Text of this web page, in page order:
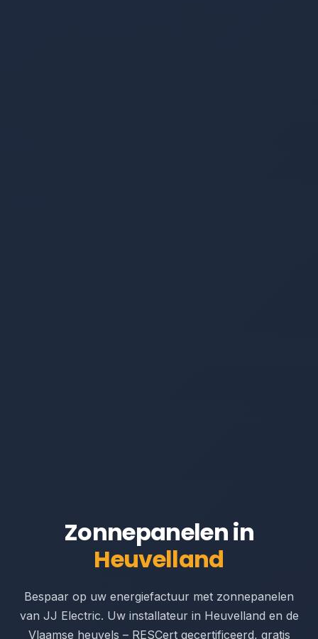
Zonnepanelen in
Heuvelland
Bespaar op uw energiefactuur met zonnepanelen
van JJ Electric. Uw installateur in Heuvelland en de
Vlaamse heuvels – RESCert gecertificeerd, gratis